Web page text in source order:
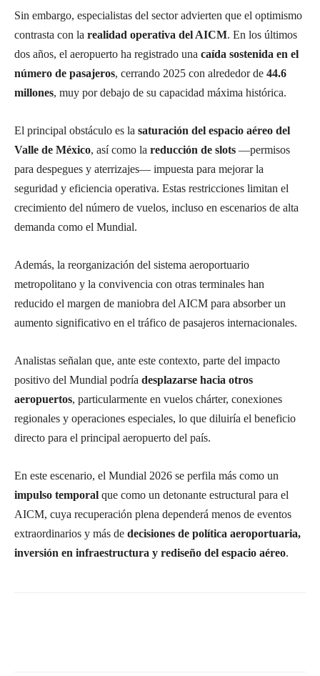
Sin embargo, especialistas del sector advierten que el optimismo
contrasta con la realidad operativa del AICM. En los últimos
dos años, el aeropuerto ha registrado una caída sostenida en el
número de pasajeros, cerrando 2025 con alrededor de 44.6
millones, muy por debajo de su capacidad máxima histórica.
El principal obstáculo es la saturación del espacio aéreo del
Valle de México, así como la reducción de slots —permisos
para despegues y aterrizajes— impuesta para mejorar la
seguridad y eficiencia operativa. Estas restricciones limitan el
crecimiento del número de vuelos, incluso en escenarios de alta
demanda como el Mundial.
Además, la reorganización del sistema aeroportuario
metropolitano y la convivencia con otras terminales han
reducido el margen de maniobra del AICM para absorber un
aumento significativo en el tráfico de pasajeros internacionales.
Analistas señalan que, ante este contexto, parte del impacto
positivo del Mundial podría desplazarse hacia otros
aeropuertos, particularmente en vuelos chárter, conexiones
regionales y operaciones especiales, lo que diluiría el beneficio
directo para el principal aeropuerto del país.
En este escenario, el Mundial 2026 se perfila más como un
impulso temporal que como un detonante estructural para el
AICM, cuya recuperación plena dependerá menos de eventos
extraordinarios y más de decisiones de política aeroportuaria,
inversión en infraestructura y rediseño del espacio aéreo.